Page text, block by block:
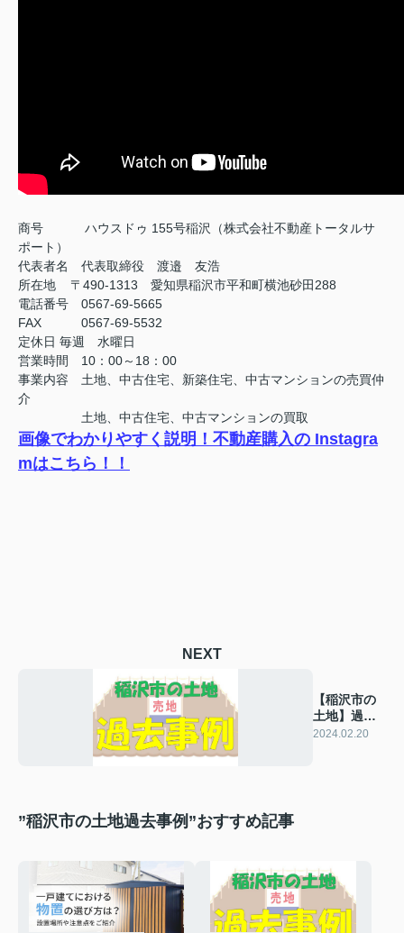
商号
ハウスドゥ 155号稲沢（株式会社不動産トータルサ
ポート）
代表者名 代表取締役 渡邉 友浩
所在地 〒490-1313 愛知県稲沢市平和町横池砂田288
電話番号 0567-69-5665
FAX
0567-69-5532
定休日 毎週 水曜日
営業時間 10：00～18：00
事業内容 土地、中古住宅、新築住宅、中古マンションの売買仲
介
土地、中古住宅、中古マンションの買取
画像でわかりやすく説明！不動産購入の Instagra
mはこちら！！
NEXT
【稲沢市の
土地】過去
の販売事例
2024.02.20
”稲沢市の土地過去事例”おすすめ記事